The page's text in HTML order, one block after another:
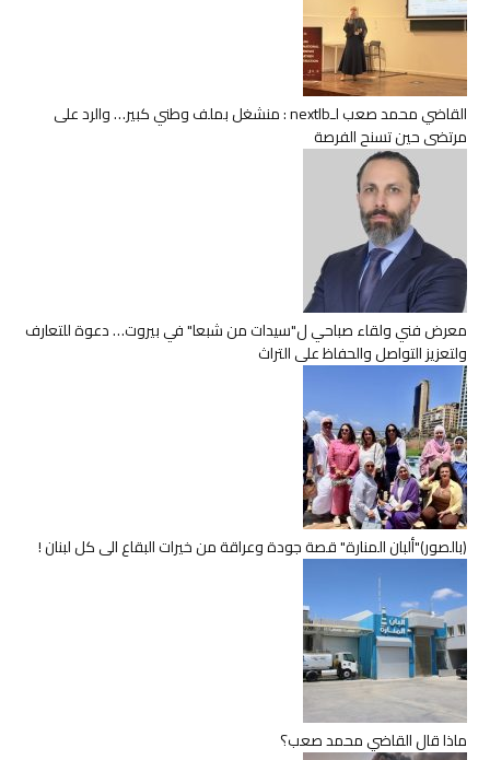
القاضي محمد صعب لـnextlb : منشغل بملف وطني كبير… والرد على
مرتضى حين تسنح الفرصة
معرض فني ولقاء صباحي ل"سيدات من شبعا" في بيروت… دعوة للتعارف
ولتعزيز التواصل والحفاظ على التراث
(بالصور)"ألبان المنارة" قصة جودة وعراقة من خيرات البقاع الى كل لبنان !
ماذا قال القاضي محمد صعب؟